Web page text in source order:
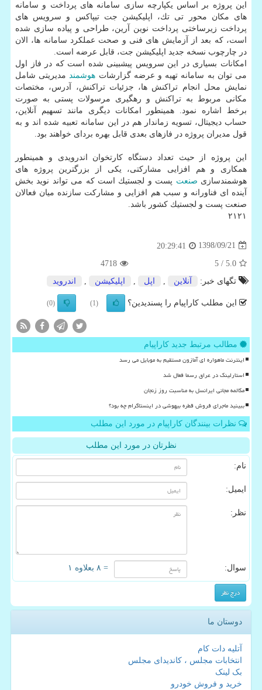
این پروژه بر اساس یكپارچه سازی سامانه های پرداخت و سامانه
های مكان محور تی تك، اپلیكیشن جت تیپاكس و سرویس های
پرداخت زیرساختی پرداخت نوین آرین، طراحی و پیاده سازی شده
است، كه بعد از آزمایش های فنی و صحت عملكرد سامانه ها، الان
در چارچوب نسخه جدید اپلیكیشن جت، قابل عرضه است.
امكانات بسیاری در این سرویس پیشبینی شده است كه در فاز اول
می توان به سامانه تهیه و عرضه گزارشات هوشمندمدیریتی شامل
نمایش محل انجام تراكنش ها، جزئیات تراكنش، آدرس، مختصات
مكانی مربوط به تراكنش و رهگیری مرسولات پستی به صورت
برخط اشاره نمود. همینطور امكانات دیگری مانند تسهیم آنلاین،
حساب دیجیتال، تسویه زماندار هم در این سامانه تعبیه شده اند و به
قول مدیران پروژه در فازهای بعدی قابل بهره بردای خواهند بود.
این پروژه از حیث تعداد دستگاه كارتخوان اندرویدی و همینطور
همكاری و هم افزایی مشاركتی، یكی از بزرگترین پروژه های
هوشمندسازی صنعت پست و لجستیك است كه می تواند نوید بخش
آینده ای فناورانه و سبب هم افزایی و مشاركت سازنده میان فعالان
صنعت پست و لجستیك كشور باشد.
۲۱۲۱
1398/09/21
20:29:41
5.0
/ 5
4718
تگهای خبر:
آنلاین اپل اپلیكیشن اندروید
این مطلب کاراپیام را پسندیدین؟ (1)
(0)
مطالب مرتبط جدید کاراپیام
اینترنت ماهواره ای آمازون مستقیم به موبایل می رسد
استارلینک در عراق رسما فعال شد
مکالمه مجانی ایرانسل به مناسبت روز زنجان
ببینید ماجرای فروش قطره بیهوشی در اینستاگرام چه بود؟
نظرات بینندگان کاراپیام در مورد این مطلب
نظرتان در مورد این مطلب
نام:
ایمیل:
نظر:
سوال: = ۸ بعلاوه ۱
دوستان ما
آتلیه دات کام
انتخابات مجلس ، کاندیدای مجلس
بک لینک
خرید و فروش خودرو